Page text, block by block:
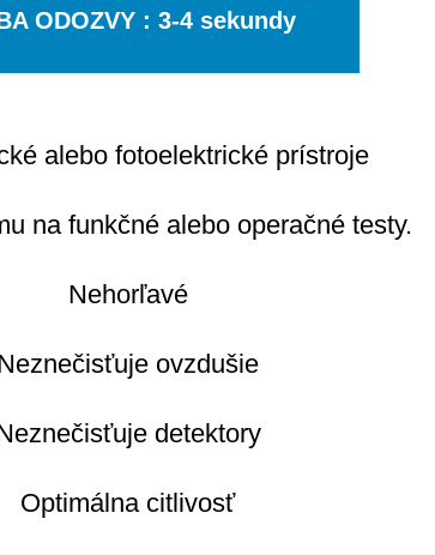
ODOZVY : 3-4 sekundy
alebo fotoelektrické prístroje
na funkčné alebo operačné testy.
Nehorľavé
ovzdušie
detektory
Optimálna citlivosť